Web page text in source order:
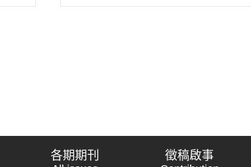
各期期刊 徵稿啟事